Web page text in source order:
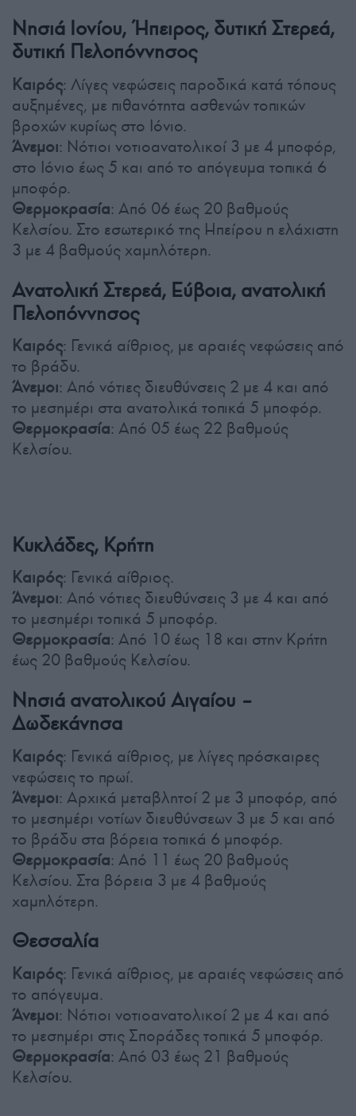
Νησιά Ιονίου, Ήπειρος, δυτική Στερεά,
δυτική Πελοπόννησος
Καιρός: Λίγες νεφώσεις παροδικά κατά τόπους
αυξημένες, με πιθανότητα ασθενών τοπικών
βροχών κυρίως στο Ιόνιο.
Άνεμοι: Νότιοι νοτιοανατολικοί 3 με 4 μποφόρ,
στο Ιόνιο έως 5 και από το απόγευμα τοπικά 6
μποφόρ.
Θερμοκρασία: Από 06 έως 20 βαθμούς
Κελσίου. Στο εσωτερικό της Ηπείρου η ελάχιστη
3 με 4 βαθμούς χαμηλότερη.
Ανατολική Στερεά, Εύβοια, ανατολική
Πελοπόννησος
Καιρός: Γενικά αίθριος, με αραιές νεφώσεις από
το βράδυ.
Άνεμοι: Από νότιες διευθύνσεις 2 με 4 και από
το μεσημέρι στα ανατολικά τοπικά 5 μποφόρ.
Θερμοκρασία: Από 05 έως 22 βαθμούς
Κελσίου.
Κυκλάδες, Κρήτη
Καιρός: Γενικά αίθριος.
Άνεμοι: Από νότιες διευθύνσεις 3 με 4 και από
το μεσημέρι τοπικά 5 μποφόρ.
Θερμοκρασία: Από 10 έως 18 και στην Κρήτη
έως 20 βαθμούς Κελσίου.
Νησιά ανατολικού Αιγαίου –
Δωδεκάνησα
Καιρός: Γενικά αίθριος, με λίγες πρόσκαιρες
νεφώσεις το πρωί.
Άνεμοι: Αρχικά μεταβλητοί 2 με 3 μποφόρ, από
το μεσημέρι νοτίων διευθύνσεων 3 με 5 και από
το βράδυ στα βόρεια τοπικά 6 μποφόρ.
Θερμοκρασία: Από 11 έως 20 βαθμούς
Κελσίου. Στα βόρεια 3 με 4 βαθμούς
χαμηλότερη.
Θεσσαλία
Καιρός: Γενικά αίθριος, με αραιές νεφώσεις από
το απόγευμα.
Άνεμοι: Νότιοι νοτιοανατολικοί 2 με 4 και από
το μεσημέρι στις Σποράδες τοπικά 5 μποφόρ.
Θερμοκρασία: Από 03 έως 21 βαθμούς
Κελσίου.